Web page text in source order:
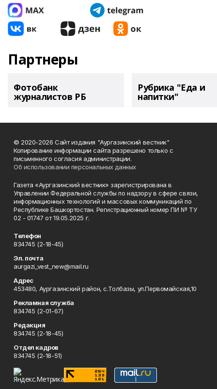
Партнеры
Фотобанк
журналистов РБ
Рубрика "Еда и
напитки"
© 2020-2026 Сайт издания "Аургазинский вестник"
Копирование информации сайта разрешено только с
письменного согласия администрации.
Об использовании персональных данных
Газета «Аургазинский вестник» зарегистрирована в
Управлении Федеральной службы по надзору в сфере связи,
информационных технологий и массовых коммуникаций по
Республике Башкортостан. Регистрационный номер ПИ № ТУ
02 - 01747 от 19.05.2025 г.
Телефон
834745 (2-18-45)
Эл. почта
aurgazi_vest_new@mail.ru
Адрес
453480, Аургазинский район, с.Толбазы, ул.Первомайская,10
Рекламная служба
834745 (2-01-67)
Редакция
834745 (2-18-45)
Отдел кадров
834745 (2-18-51)